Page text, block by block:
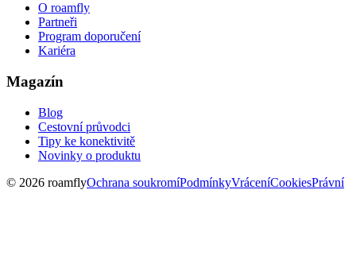
O roamfly
Partneři
Program doporučení
Kariéra
Magazín
Blog
Cestovní průvodci
Tipy ke konektivitě
Novinky o produktu
© 2026 roamflyOchrana soukromíPodmínkyVráceníCookiesPrávní